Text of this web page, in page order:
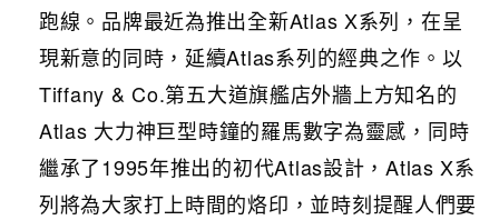
跑線。品牌最近為推出全新Atlas X系列，在呈
現新意的同時，延續Atlas系列的經典之作。以
Tiffany & Co.第五大道旗艦店外牆上方知名的
Atlas 大力神巨型時鐘的羅馬數字為靈感，同時
繼承了1995年推出的初代Atlas設計，Atlas X系
列將為大家打上時間的烙印，並時刻提醒人們要